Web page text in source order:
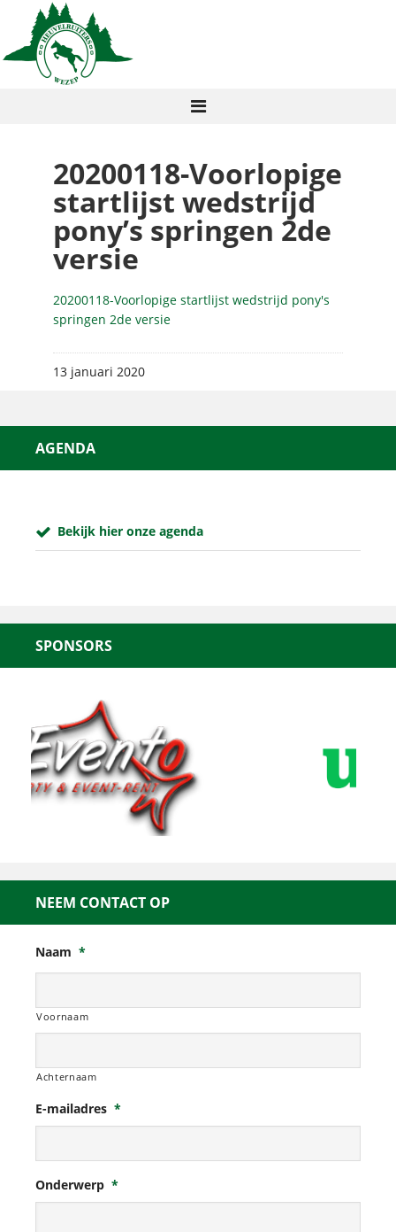
20200118-Voorlopige
startlijst wedstrijd
pony’s springen 2de
versie
20200118-Voorlopige startlijst wedstrijd pony's
springen 2de versie
13 januari 2020
AGENDA
Bekijk hier onze agenda
SPONSORS
NEEM CONTACT OP
Naam *
Voornaam
Achternaam
E-mailadres *
Onderwerp *